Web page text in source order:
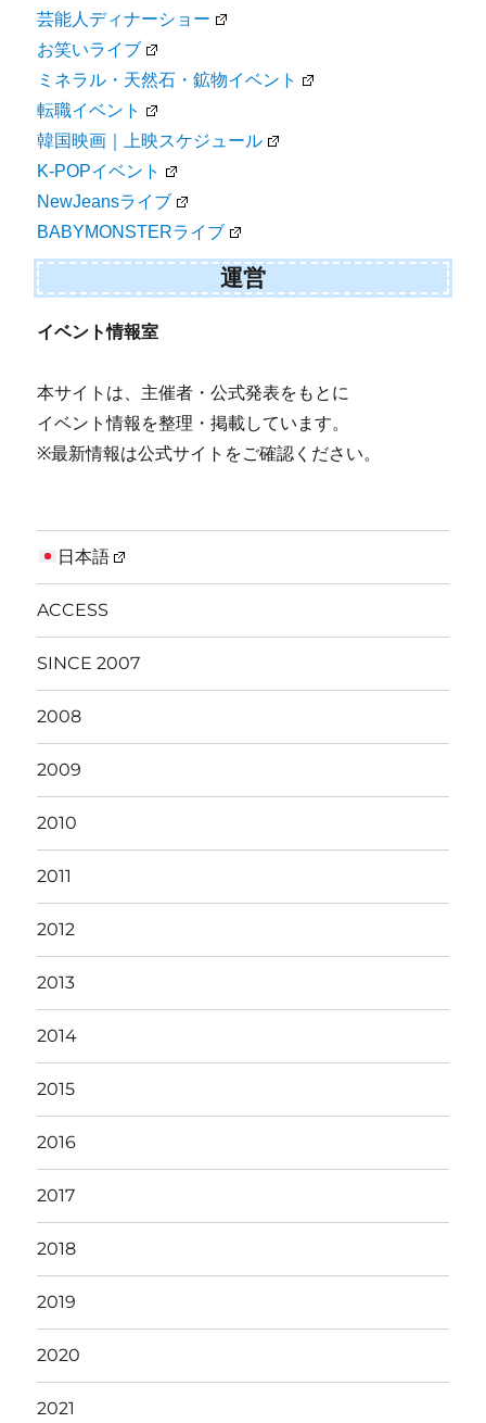
芸能人ディナーショー
お笑いライブ
ミネラル・天然石・鉱物イベント
転職イベント
韓国映画｜上映スケジュール
K-POPイベント
NewJeansライブ
BABYMONSTERライブ
運営
イベント情報室
本サイトは、主催者・公式発表をもとに
イベント情報を整理・掲載しています。
※最新情報は公式サイトをご確認ください。
日本語
ACCESS
SINCE 2007
2008
2009
2010
2011
2012
2013
2014
2015
2016
2017
2018
2019
2020
2021